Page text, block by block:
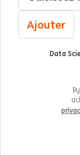
Ajouter
Data